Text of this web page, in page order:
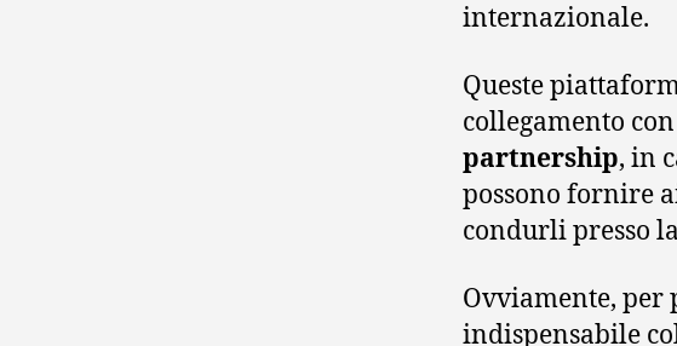
internazionale.
Queste
collegamento
partnership, in
possono fornire
condurli presso
Ovviamente, per
indispensabile